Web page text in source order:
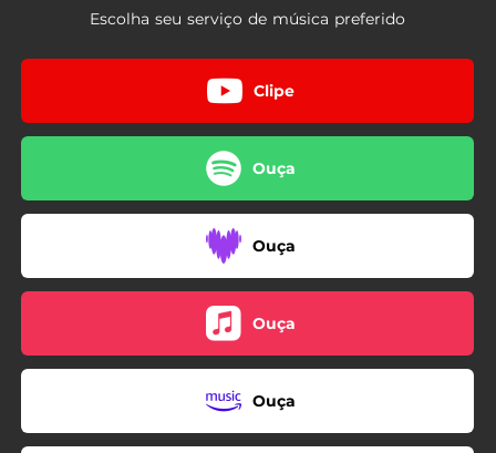
Escolha seu serviço de música preferido
Clipe
Ouça
Ouça
Ouça
Ouça